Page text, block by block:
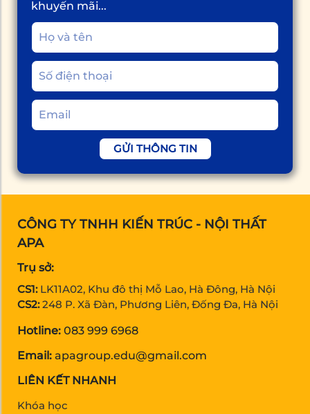
khuyến mãi...
GỬI THÔNG TIN
CÔNG TY TNHH KIẾN TRÚC - NỘI THẤT
APA
Trụ sở:
CS1: LK11A02, Khu đô thị Mỗ Lao, Hà Đông, Hà Nội
CS2: 248 P. Xã Đàn, Phương Liên, Đống Đa, Hà Nội
Hotline: 083 999 6968
Email: apagroup.edu@gmail.com
LIÊN KẾT NHANH
Khóa học